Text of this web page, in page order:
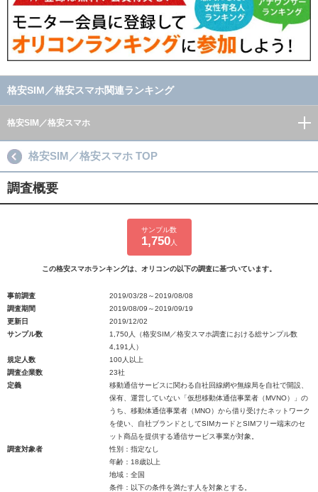
格安SIM／格安スマホ関連ランキング
格安SIM／格安スマホ
格安SIM／格安スマホ TOP
調査概要
サンプル数
1,750人
この格安スマホランキングは、オリコンの以下の調査に基づいています。
事前調査
2019/03/28～2019/08/08
調査期間
2019/08/09～2019/09/19
更新日
2019/12/02
サンプル数
1,750人（格安SIM／格安スマホ調査における総サンプル数
4,191人）
規定人数
100人以上
調査企業数
23社
定義
移動通信サービスに関わる自社回線網や無線局を自社で開設、
保有、運営していない「仮想移動体通信事業者（MVNO）」の
うち、移動体通信事業者（MNO）から借り受けたネットワーク
を使い、自社ブランドとしてSIMカードとSIMフリー端末のセ
ット商品を提供する通信サービス事業が対象。
調査対象者
性別：指定なし
年齢：18歳以上
地域：全国
条件：以下の条件を満たす人を対象とする。